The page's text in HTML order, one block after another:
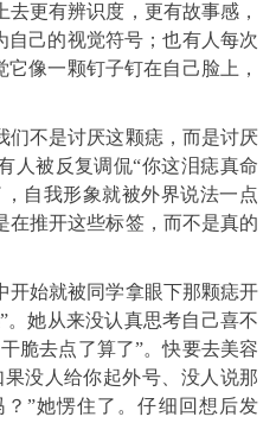
更有辨识度，更有故事感，
自己的视觉符号；也有人每次
像一颗钉子钉在自己脸上，
们不是讨厌这颗痣，而是讨厌
人被反复调侃“你这泪痣真命
自我形象就被外界说法一点
在推开这些标签，而不是真的
开始就被同学拿眼下那颗痣开
。她从来没认真思考自己喜不
脆去点了算了”。快要去美容
没人给你起外号、没人说那
”她愣住了。仔细回想后发